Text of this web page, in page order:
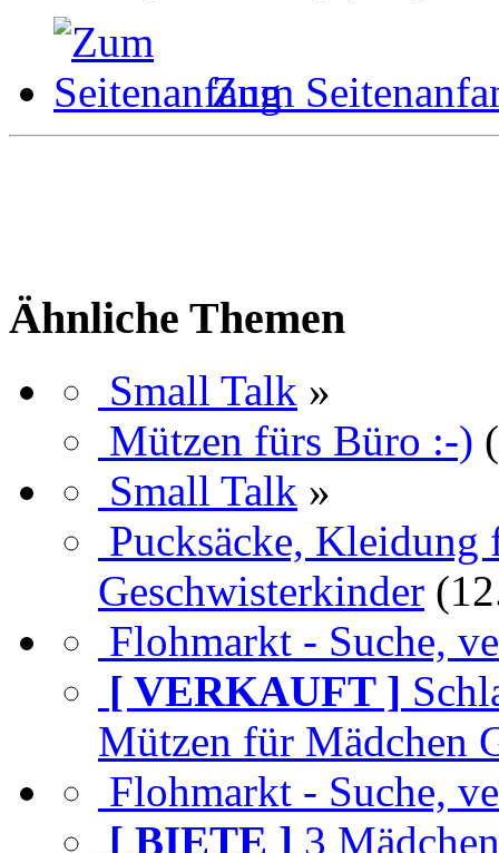
Zum
Ähnliche Themen
Small Talk »
Mützen fürs Büro :-)
Small Talk »
Pucksäcke,
Geschwisterkinder
Flohmarkt - Suche,
[ VERKAUFT ]
Mützen für Mädchen
Flohmarkt - Suche,
[ BIETE ] 3